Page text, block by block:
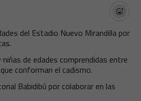
del Estadio Nuevo Mirandilla por
de edades comprendidas entre
conforman el cadismo.
Babidibú por colaborar en las